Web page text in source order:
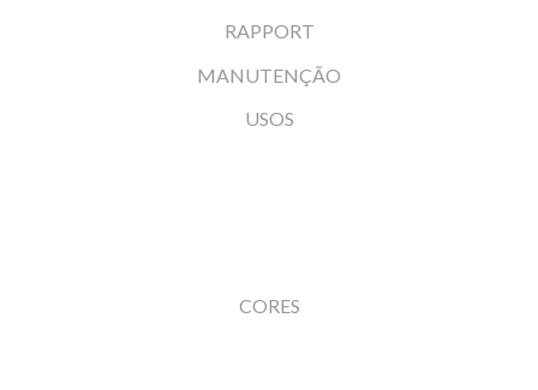
RAPPORT
MANUTENÇÃO
USOS
CORES